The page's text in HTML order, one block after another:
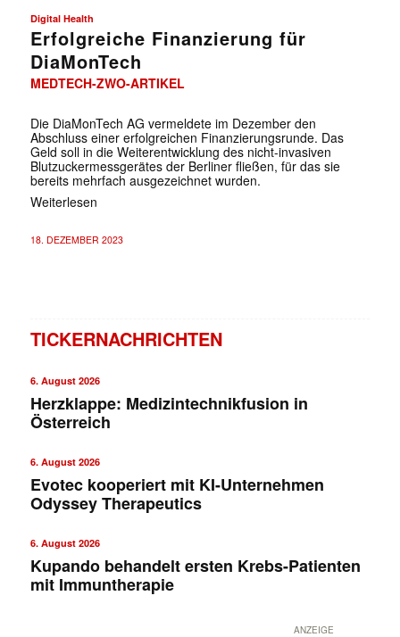
Digital Health
Erfolgreiche Finanzierung für
DiaMonTech
MEDTECH-ZWO-ARTIKEL
Die DiaMonTech AG vermeldete im Dezember den
Abschluss einer erfolgreichen Finanzierungsrunde. Das
Geld soll in die Weiterentwicklung des nicht-invasiven
Blutzuckermessgerätes der Berliner fließen, für das sie
bereits mehrfach ausgezeichnet wurden.
Weiterlesen
18. DEZEMBER 2023
TICKERNACHRICHTEN
6. August 2026
Herzklappe: Medizintechnikfusion in
Österreich
6. August 2026
Evotec kooperiert mit KI-Unternehmen
Odyssey Therapeutics
6. August 2026
Kupando behandelt ersten Krebs-Patienten
mit Immuntherapie
ANZEIGE